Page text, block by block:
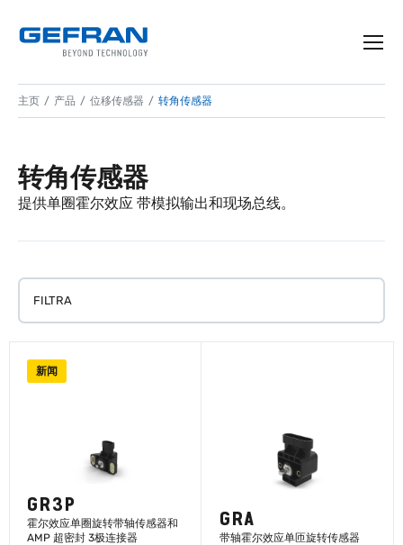
主页 产品 位移传感器 转角传感器
转角传感器
提供单圈霍尔效应 带模拟输出和现场总线。
FILTRA
新闻
GR3P
霍尔效应单圈旋转带轴传感器和
AMP 超密封 3极连接器
GRA
带轴霍尔效应单匝旋转传感器